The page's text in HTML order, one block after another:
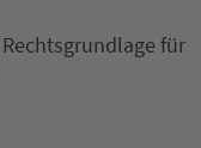
für